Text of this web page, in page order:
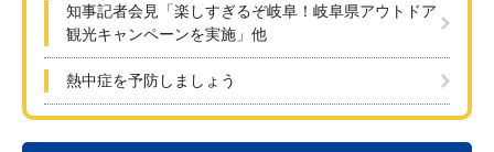
知事記者会見「楽しすぎるぞ岐阜！岐阜県アウトドア
観光キャンペーンを実施」他
熱中症を予防しましょう